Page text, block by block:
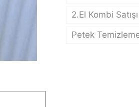
2.El Kombi Satışı
Petek